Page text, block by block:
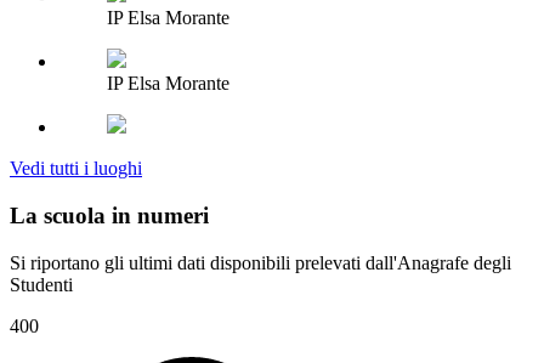
IP Elsa Morante
IP Elsa Morante
Vedi tutti i luoghi
La scuola in numeri
Si riportano gli ultimi dati disponibili prelevati dall'Anagrafe degli
Studenti
400